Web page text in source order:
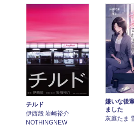
チルド
伊西殻 岩崎裕介
NOTHINGNEW
嫌いな後
ました
灰庭たま